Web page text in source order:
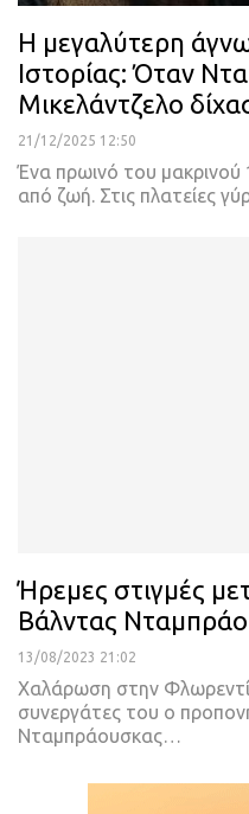
Η μεγαλύτερη
Ιστορίας: Όταν Ντα
Μικελάντζελο
21/12/2025 12:50
Ένα πρωινό του
από ζωή. Στις πλατείες
Ήρεμες στιγμές
Βάλντας
13/08/2023 21:02
Χαλάρωση στην
συνεργάτες του ο
Νταμπράουσκας…